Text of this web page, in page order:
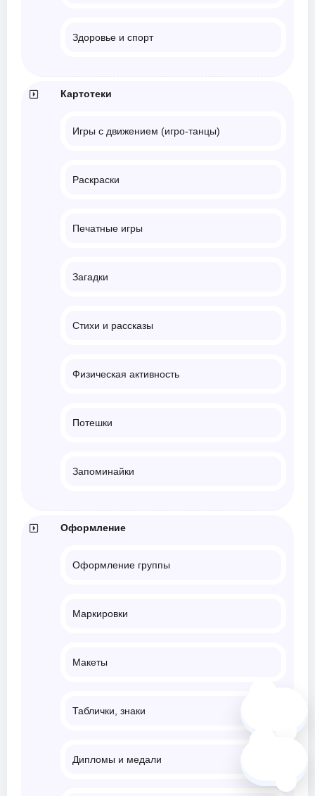
Здоровье и спорт
Картотеки
Игры с движением (игро-танцы)
Раскраски
Печатные игры
Загадки
Стихи и рассказы
Физическая активность
Потешки
Запоминайки
Оформление
Оформление группы
Маркировки
Макеты
Таблички, знаки
Дипломы и медали